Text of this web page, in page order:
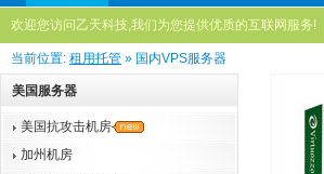
欢迎您访问乙天科技,我们为您提供优质的互联网服务!
当前位置: 租用托管 » 国内VPS服务器
美国服务器
美国抗攻击机房
加州机房